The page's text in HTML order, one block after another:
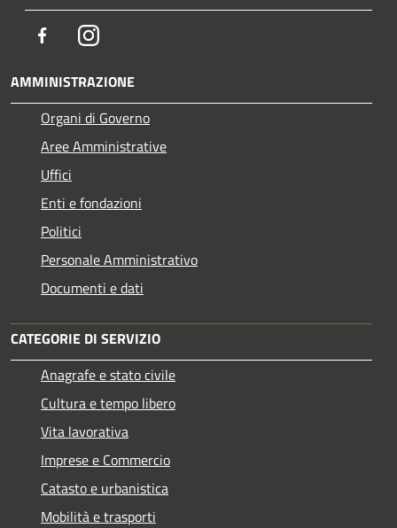
FacebookInstagram
AMMINISTRAZIONE
Organi di Governo
Aree Amministrative
Uffici
Enti e fondazioni
Politici
Personale Amministrativo
Documenti e dati
CATEGORIE DI SERVIZIO
Anagrafe e stato civile
Cultura e tempo libero
Vita lavorativa
Imprese e Commercio
Catasto e urbanistica
Mobilità e trasporti